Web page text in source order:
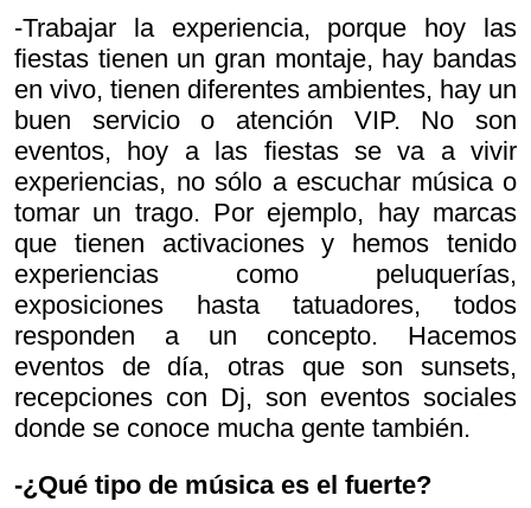
-Trabajar la experiencia, porque hoy las
fiestas tienen un gran montaje, hay bandas
en vivo, tienen diferentes ambientes, hay un
buen servicio o atención VIP. No son
eventos, hoy a las fiestas se va a vivir
experiencias, no sólo a escuchar música o
tomar un trago. Por ejemplo, hay marcas
que tienen activaciones y hemos tenido
experiencias como peluquerías,
exposiciones hasta tatuadores, todos
responden a un concepto. Hacemos
eventos de día, otras que son sunsets,
recepciones con Dj, son eventos sociales
donde se conoce mucha gente también.
-¿Qué tipo de música es el fuerte?